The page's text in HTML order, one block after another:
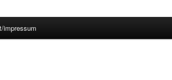
impressum